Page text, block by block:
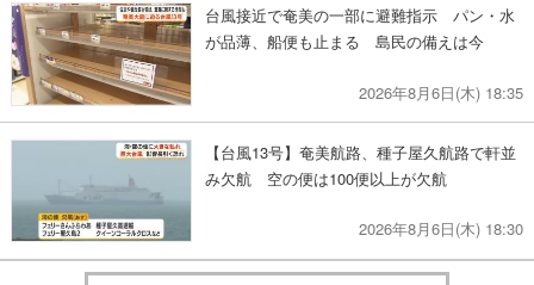
台風接近で奄美の一部に避難指示 パン・水
が品薄、船便も止まる 島民の備えは今
2026年8月6日(木) 18:35
【台風13号】奄美航路、種子屋久航路で軒並
み欠航 空の便は100便以上が欠航
2026年8月6日(木) 18:30